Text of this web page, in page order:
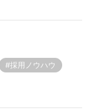
#採用ノウハウ